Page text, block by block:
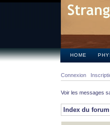
HOME
Connexion
Voir les messages
Index du forum